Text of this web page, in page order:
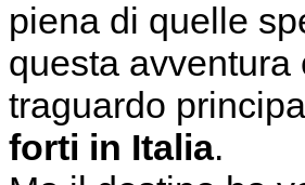
piena di quelle
questa
traguardo
forti in Italia.